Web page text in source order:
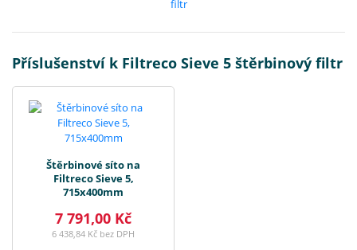
Příslušenství k Filtreco Sieve 5 štěrbinový filtr
Štěrbinové síto na
Filtreco Sieve 5,
715x400mm
7 791,00 Kč
6 438,84 Kč bez DPH